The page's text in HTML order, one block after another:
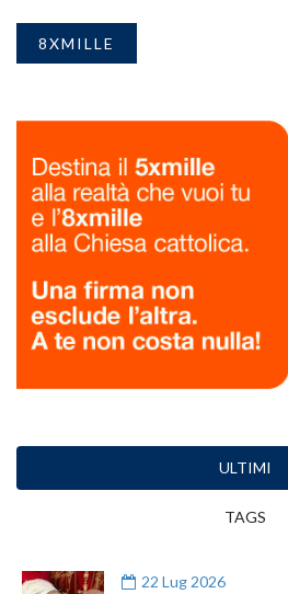
8XMILLE
ULTIMI
TAGS
22 Lug 2026